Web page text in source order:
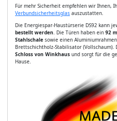
Für mehr Sicherheit empfehlen wir Ihnen,
Verbundsicherheitsglas auszustatten.
Die Energiespar-Haustürserie DS92 kann
bestellt werden . Die Türen haben ein 92
Stahlschale sowie einen
Brettschichtholz-Stabilisator (Vollschaum).
Schloss von Winkhaus und sorgt für die
Hause.